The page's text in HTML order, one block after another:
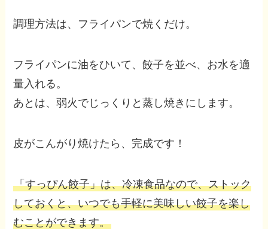
調理方法は、フライパンで焼くだけ。
フライパンに油をひいて、餃子を並べ、お水を適
量入れる。
あとは、弱火でじっくりと蒸し焼きにします。
皮がこんがり焼けたら、完成です！
「すっぴん餃子」は、冷凍食品なので、ストック
しておくと、いつでも手軽に美味しい餃子を楽し
むことができます。